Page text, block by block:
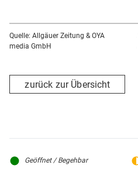
Quelle: Allgäuer Zeitung & OYA
media GmbH
zurück zur Übersicht
Geöffnet / Begehbar